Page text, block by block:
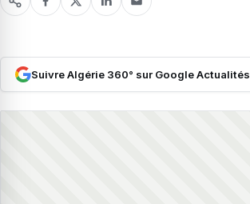
Suivre Algérie 360° sur Google Actualités